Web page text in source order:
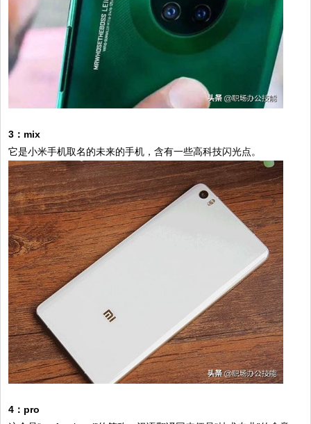
3：mix
它是小米手机取名的未来的手机，含有一些高科技闪光点。
4：pro